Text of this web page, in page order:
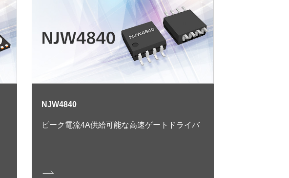
NJW4840
ピーク電流4A供給可能な高速ゲートドライバ